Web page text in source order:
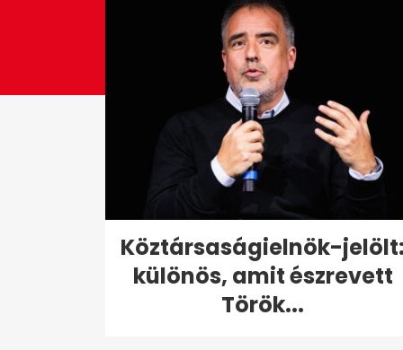
Köztársaságielnök-jelölt:
különös, amit észrevett
Török...